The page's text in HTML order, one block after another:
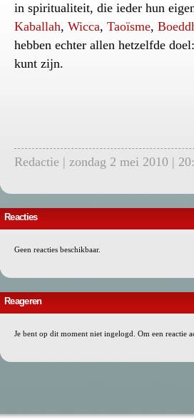
in spiritualiteit, die ieder hun
Kaballah, Wicca, Taoïsme,
hebben echter allen hetzelfde
kunt zijn.
Redactie | zondag 2 mei 2010 |
Reacties
Geen reacties beschikbaar.
Reageren
Je bent op dit moment niet ingelogd. Om een reactie